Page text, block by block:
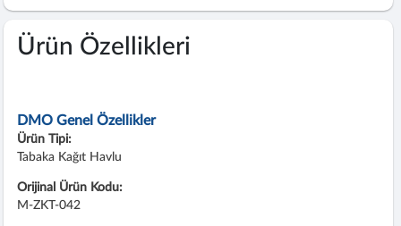
Ürün Özellikleri
DMO Genel Özellikler
Ürün Tipi:
Tabaka Kağıt Havlu
Orijinal Ürün Kodu:
M-ZKT-042